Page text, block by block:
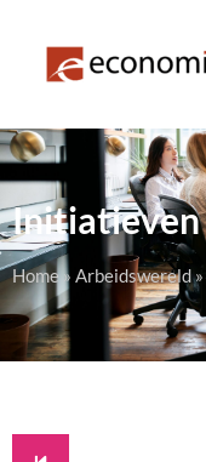
Initiatieven
Home» Arbeidswereld»